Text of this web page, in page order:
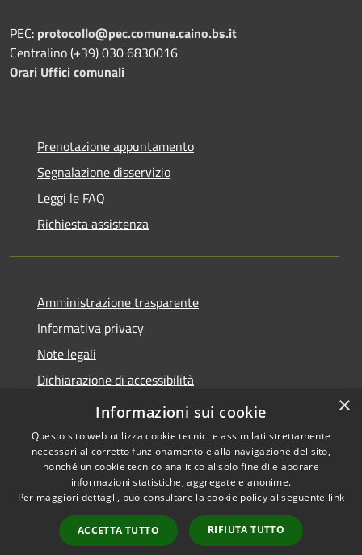
PEC: protocollo@pec.comune.caino.bs.it
Centralino (+39) 030 6830016
Orari Uffici comunali
Prenotazione appuntamento
Segnalazione disservizio
Leggi le FAQ
Richiesta assistenza
Amministrazione trasparente
Informativa privacy
Note legali
Dichiarazione di accessibilità
Accessibilità
Copyright © 2026 • Comune di
Caino • Powered by
Municipium•
Accesso
redazione
×
Informazioni sui cookie
Questo sito web utilizza cookie tecnici e assimilati strettamente
necessari al corretto funzionamento e alla navigazione del sito,
nonché un cookie tecnico analitico al solo fine di elaborare
informazioni statistiche, aggregate e anonime.
Per maggiori dettagli, può consultare la cookie policy al seguente link
ACCETTA TUTTO RIFIUTA TUTTO